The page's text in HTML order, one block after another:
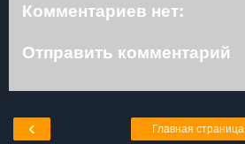
Комментариев нет:
Отправить комментарий
‹ Главная страница